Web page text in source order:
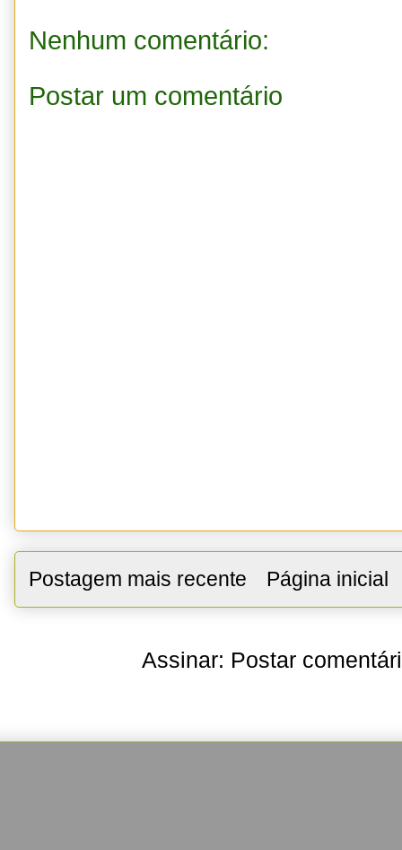
Nenhum comentário:
Postar um comentário
Postagem mais recente Página inicial
Assinar: Postar